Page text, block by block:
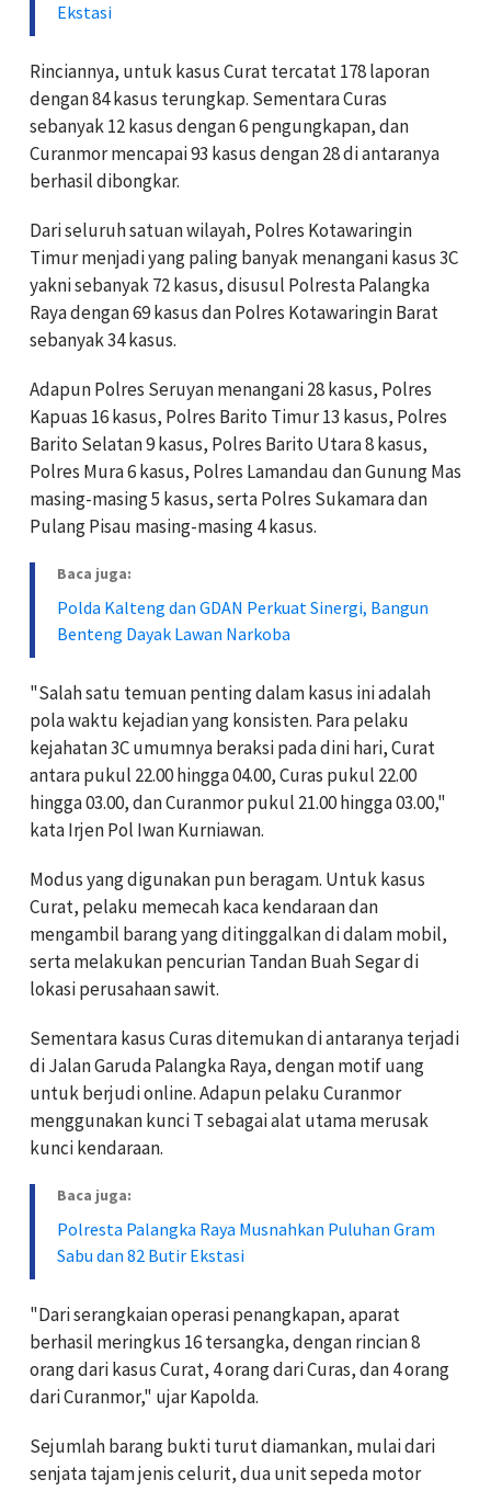
Ekstasi
Rinciannya, untuk kasus Curat tercatat 178 laporan
dengan 84 kasus terungkap. Sementara Curas
sebanyak 12 kasus dengan 6 pengungkapan, dan
Curanmor mencapai 93 kasus dengan 28 di antaranya
berhasil dibongkar.
Dari seluruh satuan wilayah, Polres Kotawaringin
Timur menjadi yang paling banyak menangani kasus 3C
yakni sebanyak 72 kasus, disusul Polresta Palangka
Raya dengan 69 kasus dan Polres Kotawaringin Barat
sebanyak 34 kasus.
Adapun Polres Seruyan menangani 28 kasus, Polres
Kapuas 16 kasus, Polres Barito Timur 13 kasus, Polres
Barito Selatan 9 kasus, Polres Barito Utara 8 kasus,
Polres Mura 6 kasus, Polres Lamandau dan Gunung Mas
masing-masing 5 kasus, serta Polres Sukamara dan
Pulang Pisau masing-masing 4 kasus.
Baca juga:
Polda Kalteng dan GDAN Perkuat Sinergi, Bangun
Benteng Dayak Lawan Narkoba
"Salah satu temuan penting dalam kasus ini adalah
pola waktu kejadian yang konsisten. Para pelaku
kejahatan 3C umumnya beraksi pada dini hari, Curat
antara pukul 22.00 hingga 04.00, Curas pukul 22.00
hingga 03.00, dan Curanmor pukul 21.00 hingga 03.00,"
kata Irjen Pol Iwan Kurniawan.
Modus yang digunakan pun beragam. Untuk kasus
Curat, pelaku memecah kaca kendaraan dan
mengambil barang yang ditinggalkan di dalam mobil,
serta melakukan pencurian Tandan Buah Segar di
lokasi perusahaan sawit.
Sementara kasus Curas ditemukan di antaranya terjadi
di Jalan Garuda Palangka Raya, dengan motif uang
untuk berjudi online. Adapun pelaku Curanmor
menggunakan kunci T sebagai alat utama merusak
kunci kendaraan.
Baca juga:
Polresta Palangka Raya Musnahkan Puluhan Gram
Sabu dan 82 Butir Ekstasi
"Dari serangkaian operasi penangkapan, aparat
berhasil meringkus 16 tersangka, dengan rincian 8
orang dari kasus Curat, 4 orang dari Curas, dan 4 orang
dari Curanmor," ujar Kapolda.
Sejumlah barang bukti turut diamankan, mulai dari
senjata tajam jenis celurit, dua unit sepeda motor